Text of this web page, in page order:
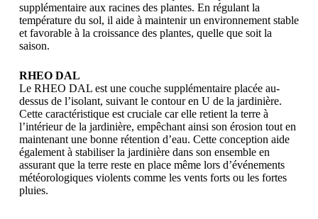
supplémentaire aux racines des plantes. En régulant la
température du sol, il aide à maintenir un environnement stable
et favorable à la croissance des plantes, quelle que soit la
saison.
RHEO DAL
Le RHEO DAL est une couche supplémentaire placée au-
dessus de l’isolant, suivant le contour en U de la jardinière.
Cette caractéristique est cruciale car elle retient la terre à
l’intérieur de la jardinière, empêchant ainsi son érosion tout en
maintenant une bonne rétention d’eau. Cette conception aide
également à stabiliser la jardinière dans son ensemble en
assurant que la terre reste en place même lors d’événements
météorologiques violents comme les vents forts ou les fortes
pluies.